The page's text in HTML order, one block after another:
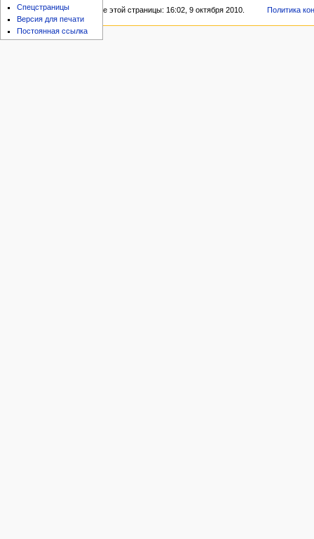
Спецстраницы
Версия для печати
Постоянная ссылка
Последнее изменение этой страницы: 16:02, 9 октября 2010. Политика